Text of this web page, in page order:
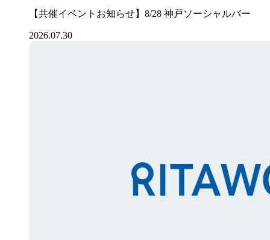
【共催イベントお知らせ】8/28 神戸ソーシャルバー
2026.07.30